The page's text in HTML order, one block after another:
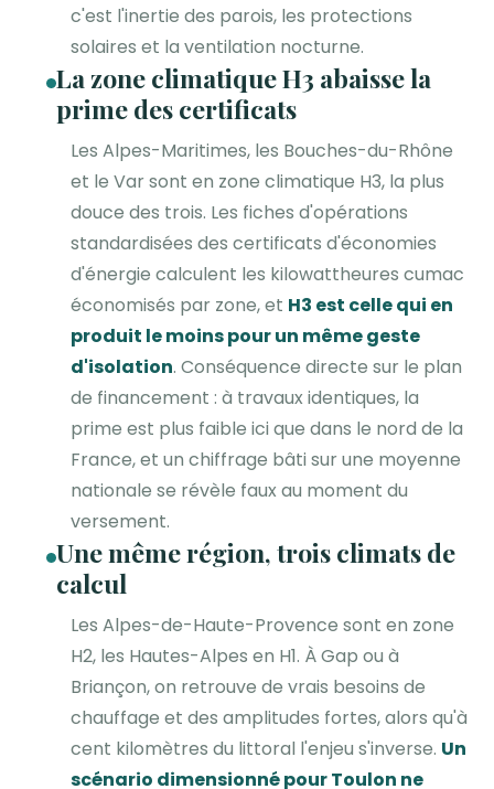
c'est l'inertie des parois, les protections
solaires et la ventilation nocturne.
La zone climatique H3 abaisse la
prime des certificats
Les Alpes-Maritimes, les Bouches-du-Rhône
et le Var sont en zone climatique H3, la plus
douce des trois. Les fiches d'opérations
standardisées des certificats d'économies
d'énergie calculent les kilowattheures cumac
économisés par zone, et H3 est celle qui en
produit le moins pour un même geste
d'isolation. Conséquence directe sur le plan
de financement : à travaux identiques, la
prime est plus faible ici que dans le nord de la
France, et un chiffrage bâti sur une moyenne
nationale se révèle faux au moment du
versement.
Une même région, trois climats de
calcul
Les Alpes-de-Haute-Provence sont en zone
H2, les Hautes-Alpes en H1. À Gap ou à
Briançon, on retrouve de vrais besoins de
chauffage et des amplitudes fortes, alors qu'à
cent kilomètres du littoral l'enjeu s'inverse. Un
scénario dimensionné pour Toulon ne